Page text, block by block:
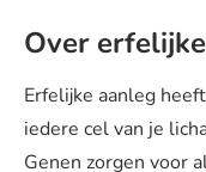
Over
Erfelijke aanleg
iedere cel van je
Genen zorgen voor